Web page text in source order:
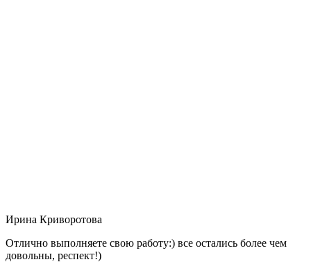
Ирина Криворотова
Отлично выполняете свою работу:) все остались более чем
довольны, респект!)